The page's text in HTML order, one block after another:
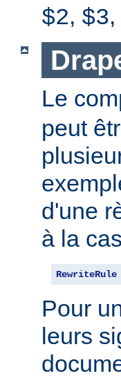
$2, $3
Le
peut
d'une
à la
RewriteRule
Pour
leurs